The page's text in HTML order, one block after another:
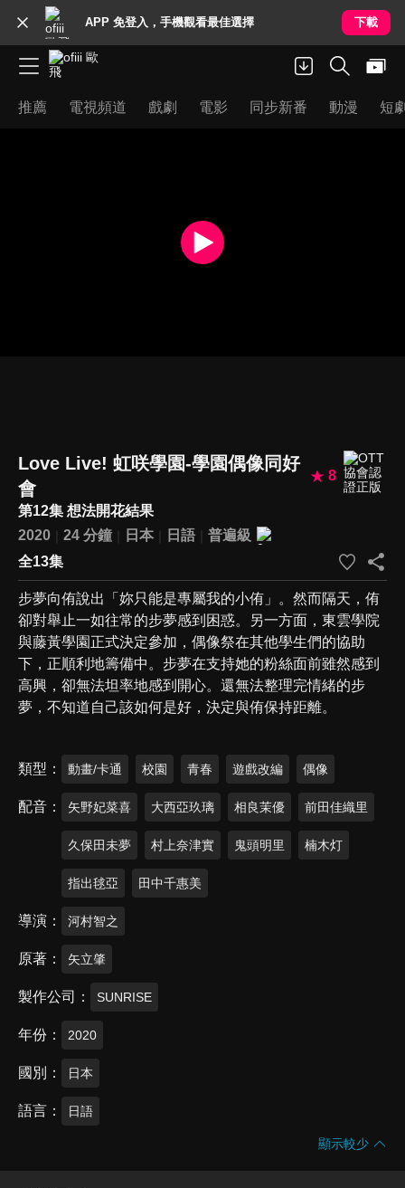
APP 免登入，手機觀看最佳選擇 下載
推薦 電視頻道 戲劇 電影 同步新番 動漫 短
Love Live! 虹咲學園-學園偶像同好
會
8
第12集 想法開花結果
2020
24 分鐘 日本 日語
普遍級
全13集
步夢向侑說出「妳只能是專屬我的小侑」。然而隔天，侑
卻對舉止一如往常的步夢感到困惑。另一方面，東雲學院
與藤黃學園正式決定參加，偶像祭在其他學生們的協助
下，正順利地籌備中。步夢在支持她的粉絲面前雖然感到
高興，卻無法坦率地感到開心。還無法整理完情緒的步
夢，不知道自己該如何是好，決定與侑保持距離。
類型 動畫/卡通 校園 青春 遊戲改編 偶像
配音 矢野妃菜喜 大西亞玖璃 相良茉優 前田佳織里
久保田未夢 村上奈津實 鬼頭明里 楠木灯
指出毬亞 田中千惠美
導演 河村智之
原著 矢立肇
製作公司 SUNRISE
年份 2020
國別 日本
語言 日語
顯示較少